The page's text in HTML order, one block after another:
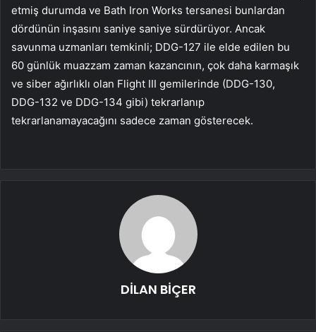
etmiş durumda ve Bath Iron Works tersanesi bunlardan
dördünün inşasını saniye saniye sürdürüyor. Ancak
savunma uzmanları temkinli; DDG-127 ile elde edilen bu
60 günlük muazzam zaman kazancının, çok daha karmaşık
ve siber ağırlıklı olan Flight III gemilerinde (DDG-130,
DDG-132 ve DDG-134 gibi) tekrarlanıp
tekrarlanamayacağını sadece zaman gösterecek.
DİLAN BİÇER